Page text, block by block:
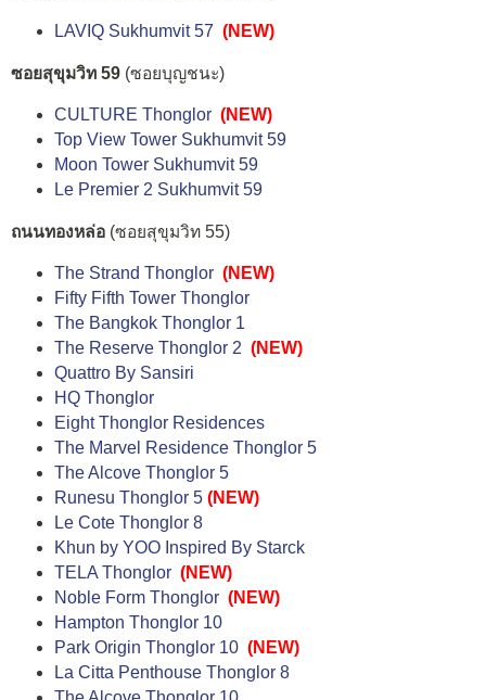
LAVIQ Sukhumvit 57 (NEW)
ซอยสุขุมวิท 59 (ซอยบุญชนะ)
CULTURE Thonglor (NEW)
Top View Tower Sukhumvit 59
Moon Tower Sukhumvit 59
Le Premier 2 Sukhumvit 59
ถนนทองหล่อ (ซอยสุขุมวิท 55)
The Strand Thonglor (NEW)
Fifty Fifth Tower Thonglor
The Bangkok Thonglor 1
The Reserve Thonglor 2 (NEW)
Quattro By Sansiri
HQ Thonglor
Eight Thonglor Residences
The Marvel Residence Thonglor 5
The Alcove Thonglor 5
Runesu Thonglor 5 (NEW)
Le Cote Thonglor 8
Khun by YOO Inspired By Starck
TELA Thonglor (NEW)
Noble Form Thonglor (NEW)
Hampton Thonglor 10
Park Origin Thonglor 10 (NEW)
La Citta Penthouse Thonglor 8